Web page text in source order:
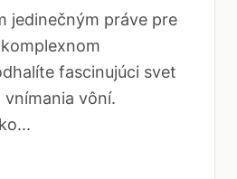
jedinečným práve pre
fascinujúci svet
vôní.